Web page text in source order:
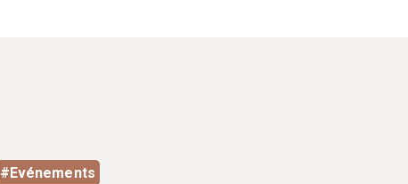
#Evénements